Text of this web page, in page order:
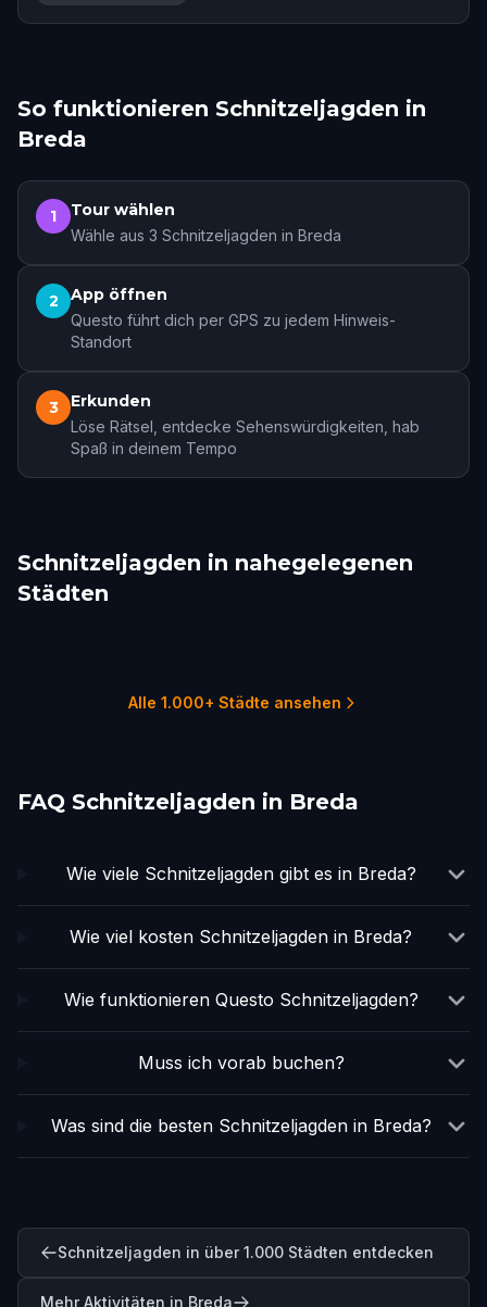
So funktionieren Schnitzeljagden in
Breda
1 Tour wählen
Wähle aus 3 Schnitzeljagden in Breda
2 App öffnen
Questo führt dich per GPS zu jedem Hinweis-
Standort
3 Erkunden
Löse Rätsel, entdecke Sehenswürdigkeiten, hab
Spaß in deinem Tempo
Schnitzeljagden in nahegelegenen
Städten
Alle 1.000+ Städte ansehen
FAQ Schnitzeljagden in Breda
Wie viele Schnitzeljagden gibt es in Breda?
Wie viel kosten Schnitzeljagden in Breda?
Wie funktionieren Questo Schnitzeljagden?
Muss ich vorab buchen?
Was sind die besten Schnitzeljagden in Breda?
Schnitzeljagden in über 1.000 Städten entdecken
Mehr Aktivitäten in Breda